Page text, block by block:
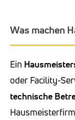
Was machen
Ein
oder Facility-
technische